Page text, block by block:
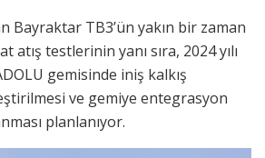
Bayraktar TB3’ün yakın bir zaman
atış testlerinin yanı sıra, 2024 yılı
gemisinde iniş kalkış
ve gemiye entegrasyon
planlanıyor.